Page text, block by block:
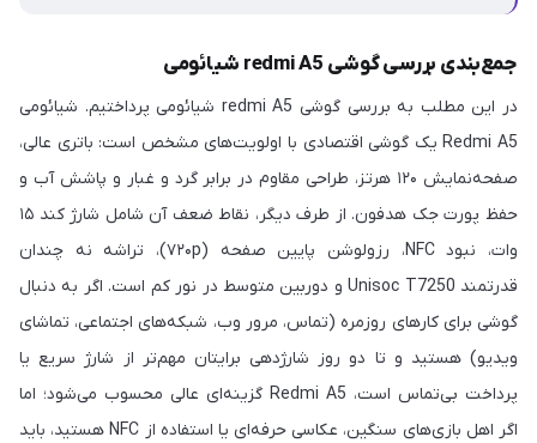
جمع‌بندی بررسی گوشی redmi A5 شیائومی
در این مطلب به بررسی گوشی redmi A5 شیائومی پرداختیم. شیائومی
Redmi A5 یک گوشی اقتصادی با اولویت‌های مشخص است: باتری عالی،
صفحه‌نمایش ۱۲۰ هرتز، طراحی مقاوم در برابر گرد و غبار و پاشش آب و
حفظ پورت جک هدفون. از طرف دیگر، نقاط ضعف آن شامل شارژ کند ۱۵
وات، نبود NFC، رزولوشن پایین صفحه (۷۲۰p)، تراشه نه چندان
قدرتمند Unisoc T7250 و دوربین متوسط در نور کم است. اگر به دنبال
گوشی برای کارهای روزمره (تماس، مرور وب، شبکه‌های اجتماعی، تماشای
ویدیو) هستید و تا دو روز شارژدهی برایتان مهم‌تر از شارژ سریع یا
پرداخت بی‌تماس است، Redmi A5 گزینه‌ای عالی محسوب می‌شود؛ اما
اگر اهل بازی‌های سنگین، عکاسی حرفه‌ای یا استفاده از NFC هستید، باید